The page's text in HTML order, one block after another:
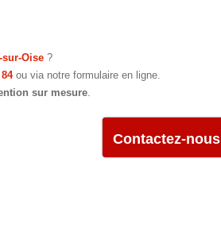
Oise ?
ou via notre formulaire en ligne.
sur mesure.
Contactez-nous